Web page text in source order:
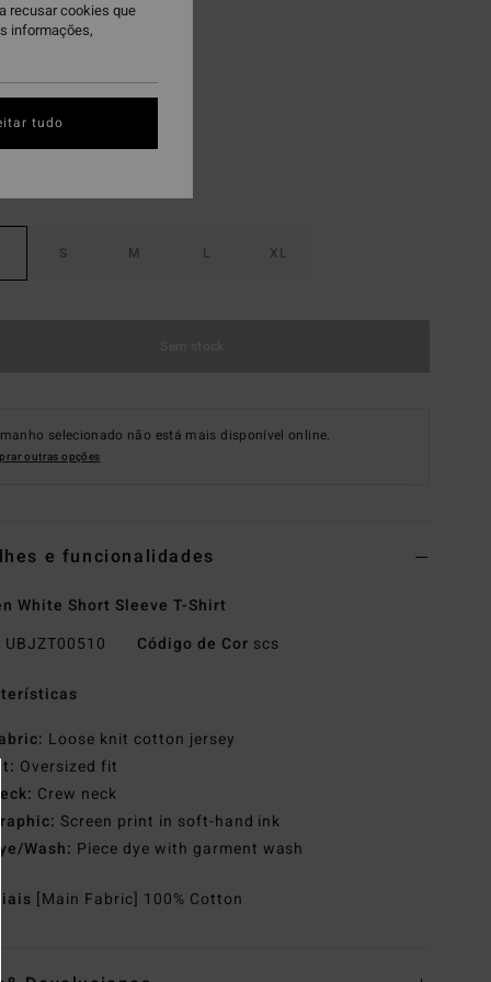
PROMO 10%
S M L XL
selecionado não está mais disponível online.
outras opções
e funcionalidades
White Short Sleeve T-Shirt
UBJZT00510 Código de Cor scs
Loose knit cotton jersey
Fit: Oversized fit
Neck: Crew neck
Graphic: Screen print in soft-hand ink
Dye/Wash: Piece dye with garment wash
[Main Fabric] 100% Cotton
recusar cookies que
informações,
tudo